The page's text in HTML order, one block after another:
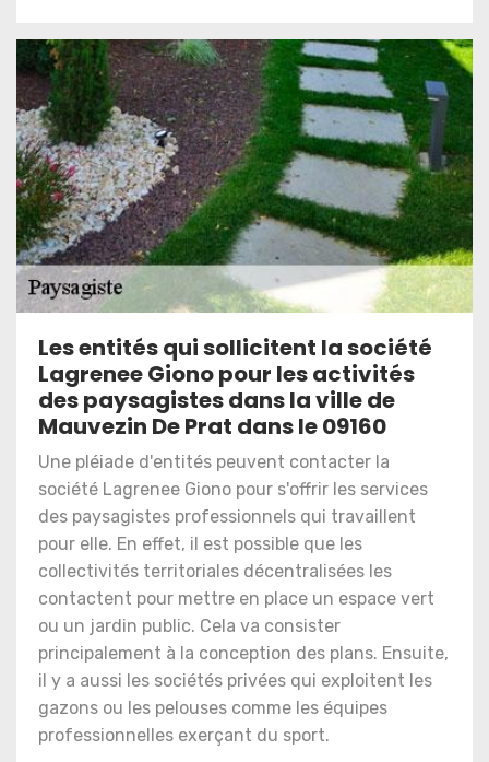
Les entités qui sollicitent la société
Lagrenee Giono pour les activités
des paysagistes dans la ville de
Mauvezin De Prat dans le 09160
Une pléiade d'entités peuvent contacter la
société Lagrenee Giono pour s'offrir les services
des paysagistes professionnels qui travaillent
pour elle. En effet, il est possible que les
collectivités territoriales décentralisées les
contactent pour mettre en place un espace vert
ou un jardin public. Cela va consister
principalement à la conception des plans. Ensuite,
il y a aussi les sociétés privées qui exploitent les
gazons ou les pelouses comme les équipes
professionnelles exerçant du sport.